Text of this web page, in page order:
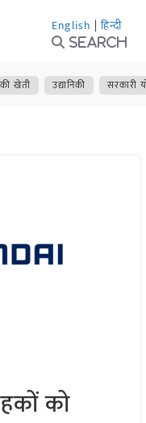
English | हिन्दी
Search
खेती उद्यानिकी सरकारी
को